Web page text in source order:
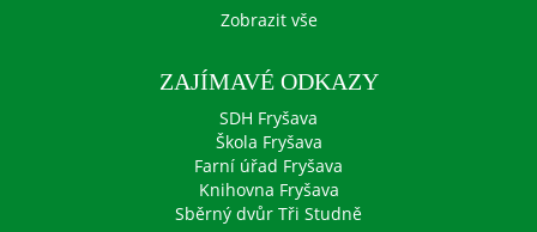
Zobrazit vše
ZAJÍMAVÉ ODKAZY
SDH Fryšava
Škola Fryšava
Farní úřad Fryšava
Knihovna Fryšava
Sběrný dvůr Tři Studně